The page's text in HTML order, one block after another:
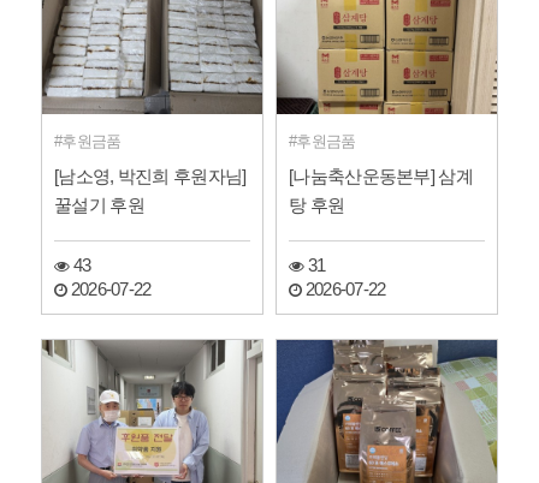
후원금품
[남소영, 박진희 후원자님]
꿀설기 후원
43
2026-07-22
후원금품
[나눔축산운동본부] 삼계
탕 후원
31
2026-07-22